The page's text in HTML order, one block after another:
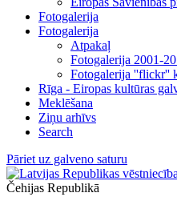
Fotogalerija
Fotogalerija
Atpakaļ
Fotogalerija 2001-
Fotogalerija ''flickr''
Rīga - Eiropas kultūras
Meklēšana
Ziņu arhīvs
Search
Pāriet uz galveno saturu
Čehijas Republikā